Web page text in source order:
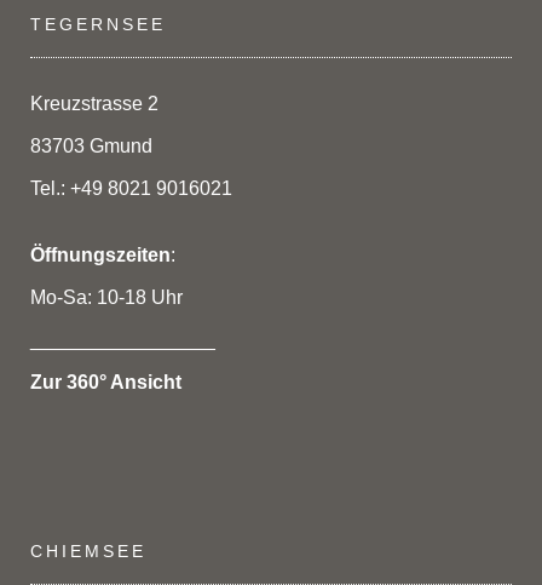
TEGERNSEE
Kreuzstrasse 2
83703 Gmund
Tel.: +49 8021 9016021
Öffnungszeiten:
Mo-Sa: 10-18 Uhr
Zur 360° Ansicht
CHIEMSEE